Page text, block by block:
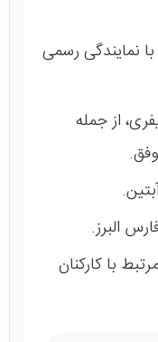
نمایندگی رسمی
از جمله
البرز.
با کارکنان